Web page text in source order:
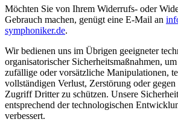
Möchten Sie von Ihrem Widerrufs- oder
Gebrauch machen, genügt eine E-Mail an
symphoniker.de.
Wir bedienen uns im Übrigen geeigneter
organisatorischer Sicherheitsmaßnahmen,
zufällige oder vorsätzliche Manipulationen,
vollständigen Verlust, Zerstörung oder gegen
Zugriff Dritter zu schützen. Unsere
entsprechend der technologischen
verbessert.